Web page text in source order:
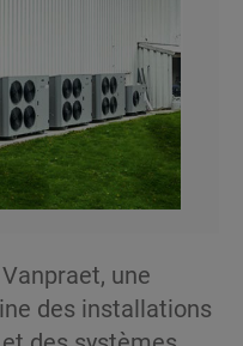
une
des installations